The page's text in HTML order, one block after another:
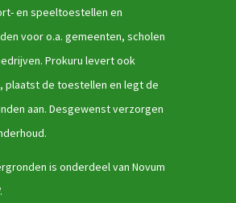
en speeltoestellen en
voor o.a. gemeenten, scholen
Prokuru levert ook
plaatst de toestellen en legt de
aan. Desgewenst verzorgen
is onderdeel van Novum